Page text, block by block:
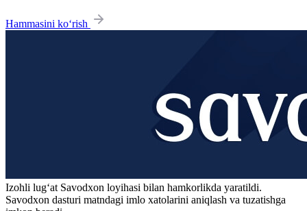
Hammasini ko‘rish
Izohli lugʻat Savodxon loyihasi bilan hamkorlikda yaratildi.
Savodxon dasturi matndagi imlo xatolarini aniqlash va tuzatishga